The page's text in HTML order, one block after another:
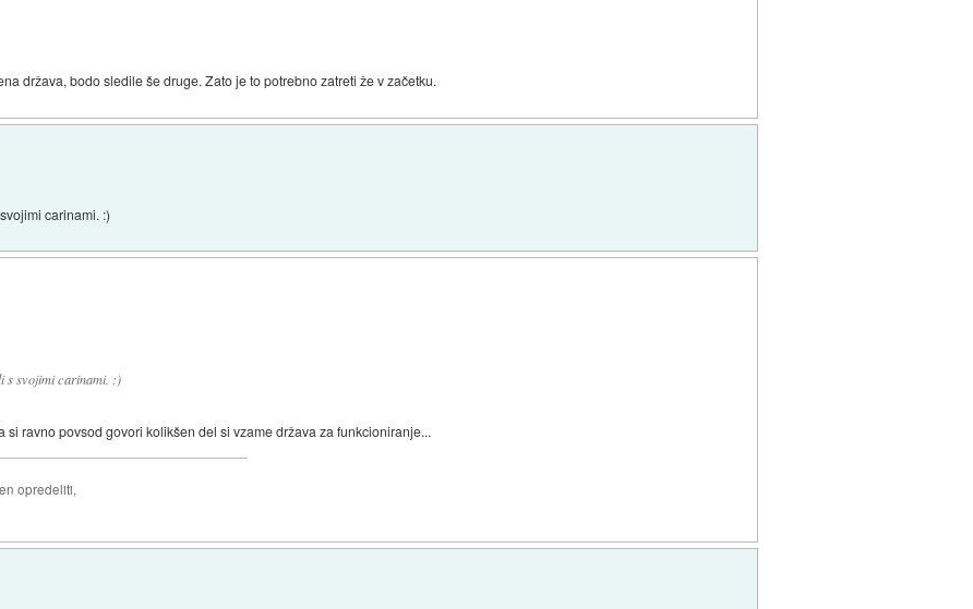
država, bodo sledile še druge. Zato je to potrebno zatreti že v začetku.
carinami. :)
s svojimi carinami. :)
si ravno povsod govori kolikšen del si vzame država za funkcioniranje...
opredeliti,